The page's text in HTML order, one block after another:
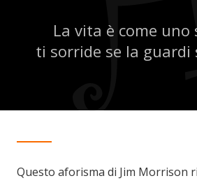
La vita è come uno
ti sorride se la guardi
Questo aforisma di Jim Morrison